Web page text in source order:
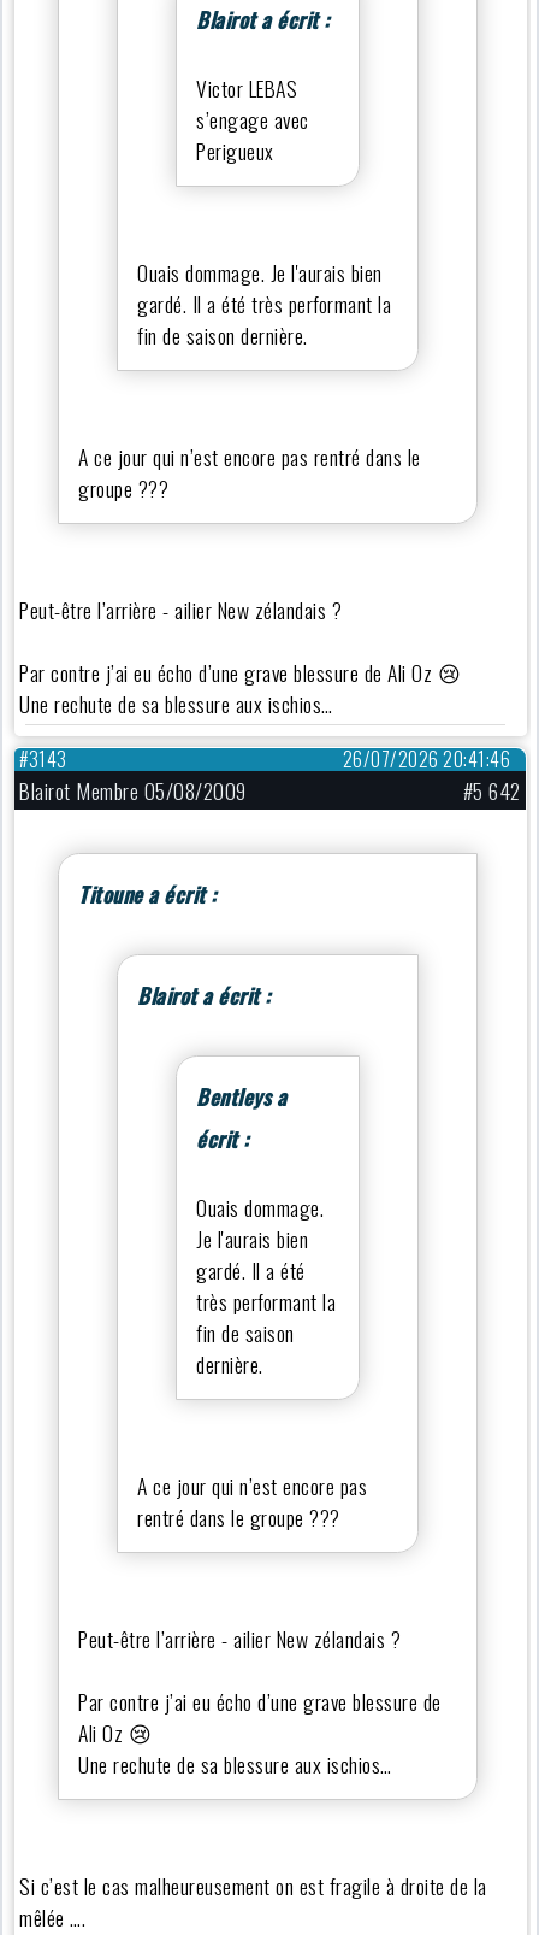
Blairot a écrit :
Victor LEBAS
s’engage avec
Perigueux
Ouais dommage. Je l'aurais bien
gardé. Il a été très performant la
fin de saison dernière.
A ce jour qui n’est encore pas rentré dans le
groupe ???
Peut-être l’arrière - ailier New zélandais ?
Par contre j’ai eu écho d’une grave blessure de Ali Oz 😢
Une rechute de sa blessure aux ischios…
26/07/2026 20:41:46
#3143
Blairot Membre 05/08/2009 #5 642
Titoune a écrit :
Blairot a écrit :
Bentleys a
écrit :
Ouais dommage.
Je l'aurais bien
gardé. Il a été
très performant la
fin de saison
dernière.
A ce jour qui n’est encore pas
rentré dans le groupe ???
Peut-être l’arrière - ailier New zélandais ?
Par contre j’ai eu écho d’une grave blessure de
Ali Oz 😢
Une rechute de sa blessure aux ischios…
Si c’est le cas malheureusement on est fragile à droite de la
mêlée ….